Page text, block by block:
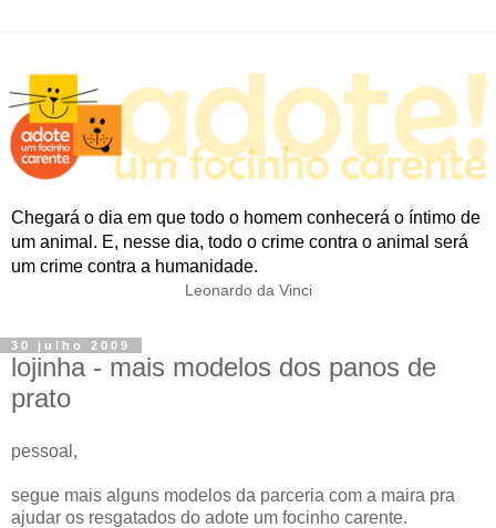
Chegará o dia em que todo o homem conhecerá o íntimo de
um animal. E, nesse dia, todo o crime contra o animal será
um crime contra a humanidade.
Leonardo da Vinci
30 julho 2009
lojinha - mais modelos dos panos de
prato
pessoal,
segue mais alguns modelos da parceria com a maira pra
ajudar os resgatados do adote um focinho carente.